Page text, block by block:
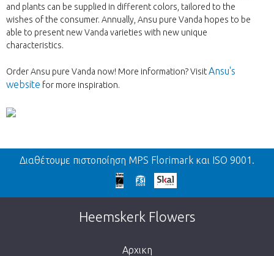
and plants can be supplied in different colors, tailored to the
wishes of the consumer. Annually, Ansu pure Vanda hopes to be
able to present new Vanda varieties with new unique
characteristics.
Order Ansu pure Vanda now! More information? VisitAnsu's
website for more inspiration.
Πίσω
We're sorry
This page does not exist. Click on the
button below to return to the shop.
Διαθέτουμε πιστοποίηση MPS Florimark και ISO 9001.
Heemskerk Flowers
Αρχικη